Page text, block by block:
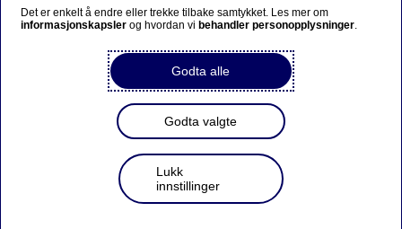
Det er enkelt å endre eller trekke tilbake samtykket. Les mer om
informasjonskapsler og hvordan vi behandler personopplysninger.
Godta alle
Godta valgte
Lukk
innstillinger